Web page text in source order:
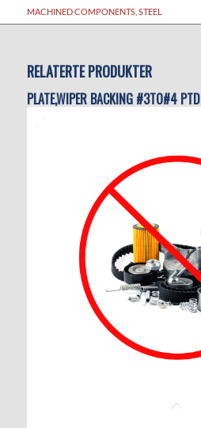
MACHINED COMPONENTS, STEEL
RELATERTE PRODUKTER
PLATE,WIPER BACKING #3TO#4 PTD